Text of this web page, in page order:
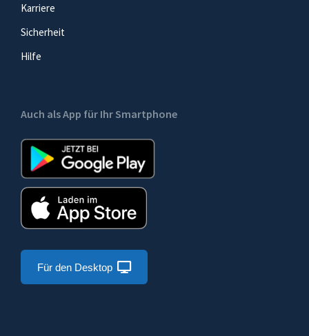
Karriere
Sicherheit
Hilfe
Auch als App für Ihr Smartphone
Für den Desktop